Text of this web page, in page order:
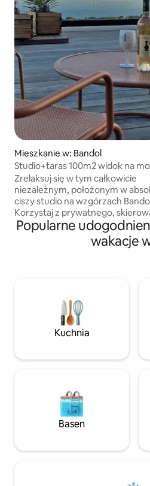
Mieszkanie w: Bandol
Studio+taras 100m2 widok na
Zrelaksuj się w tym całkowicie
niezależnym, położonym w
ciszy studio na wzgórzach
Korzystaj z prywatnego,
na południe tarasu o
z którego roztacza się wspaniały
na morze i wyspę Bendor. 15
spokojem tego małego zakątka
lecie i w okresie świąt Bożego
Narodzenia można podziwiać
Popularne
wakacje
Kuchnia
Basen